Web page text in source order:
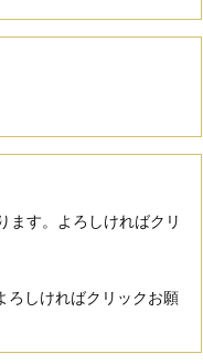
ます。よろしければクリ
ろしければクリックお願